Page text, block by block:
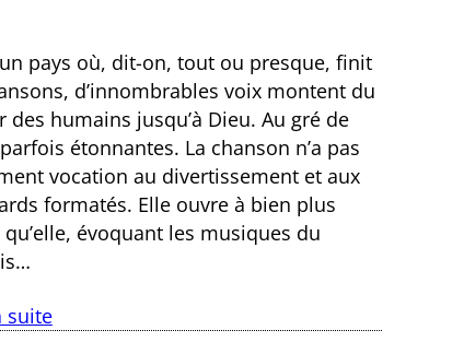
pays où, dit-on, tout ou presque, finit
d’innombrables voix montent du
humains jusqu’à Dieu. Au gré de
étonnantes. La chanson n’a pas
vocation au divertissement et aux
formatés. Elle ouvre à bien plus
évoquant les musiques du
suite